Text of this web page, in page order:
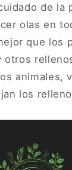
de la
olas en
que los
otros
animales,
los